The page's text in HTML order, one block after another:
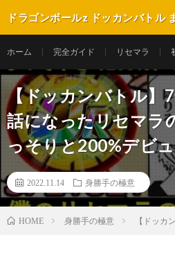
ドラゴンボールz ドッカンバトル
ホーム 完全ガイド リセマラ
【ドッカンバトル】
話になったリセマラ
っそりと200%デビ
2022.11.14 身勝手の極意
HOME 身勝手の極意 【ドッ